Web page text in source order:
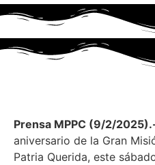
Prensa MPPC (9/2/
aniversario de la Gran
Patria Querida, este